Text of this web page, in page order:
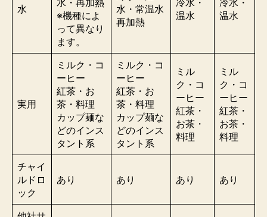
水
※機種によ
って異なり
ます。
水・ 常温水
再加熱
温水
温水
実用
ミルク・コ
ーヒー
紅茶・お
茶・料理
カップ麺な
どのインス
タント系
ミルク・コ
ーヒー
紅茶・お
茶・料理
カップ麺な
どのインス
タント系
ミル
ク・コ
ーヒー
紅茶・
お茶・
料理
ミル
ク・コ
ーヒー
紅茶・
お茶・
料理
チャイ
ルドロ
ック
あり あり あり あり